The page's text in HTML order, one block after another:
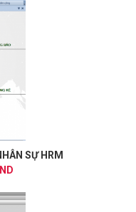
SỰ HRM